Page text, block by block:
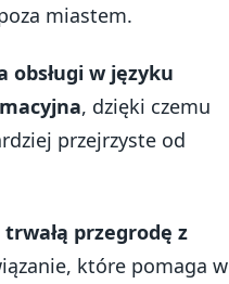
miastem.
obsługi w języku
, dzięki czemu
przejrzyste od
trwałą przegrodę z
które pomaga w